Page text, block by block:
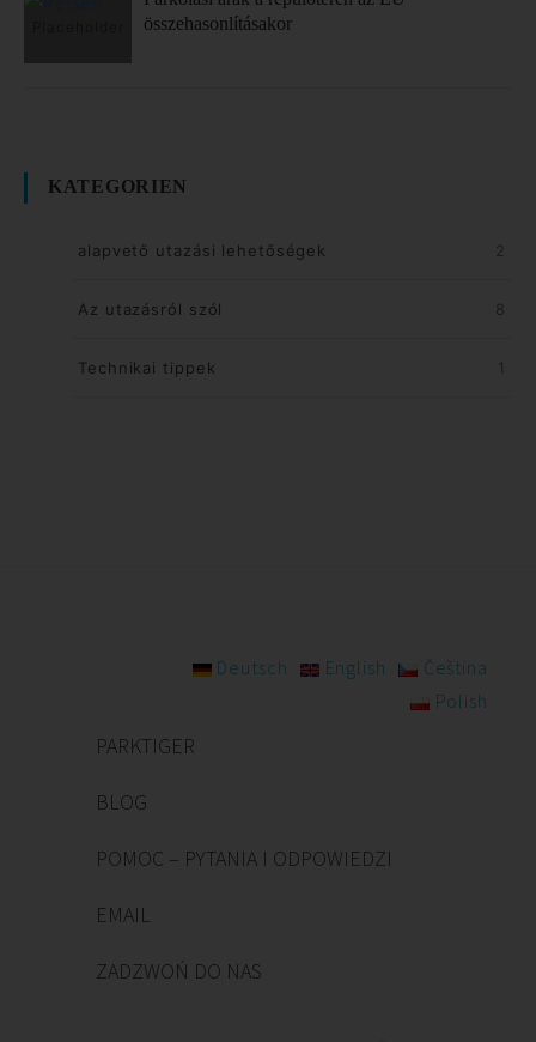
összehasonlításakor
KATEGORIEN
alapvető utazási lehetőségek 2
Az utazásról szól 8
Technikai tippek 1
Deutsch English
Čeština
Polish
PARKTIGER
BLOG
POMOC – PYTANIA I ODPOWIEDZI
EMAIL
ZADZWOŃ DO NAS